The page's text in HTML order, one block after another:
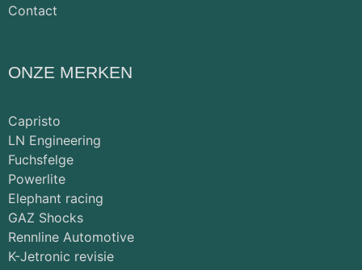
Contact
ONZE MERKEN
Capristo
LN Engineering
Fuchsfelge
Powerlite
Elephant racing
GAZ Shocks
Rennline Automotive
K-Jetronic revisie